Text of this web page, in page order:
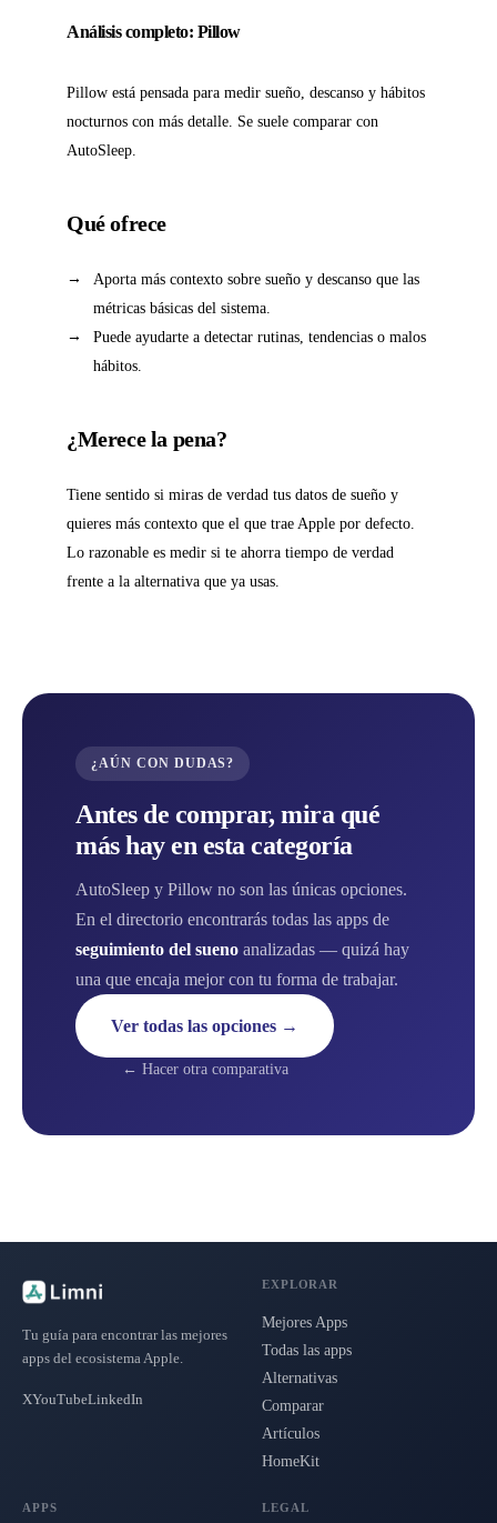
Análisis completo: Pillow
Pillow está pensada para medir sueño, descanso y hábitos
nocturnos con más detalle. Se suele comparar con
AutoSleep.
Qué ofrece
Aporta más contexto sobre sueño y descanso que las
métricas básicas del sistema.
Puede ayudarte a detectar rutinas, tendencias o malos
hábitos.
¿Merece la pena?
Tiene sentido si miras de verdad tus datos de sueño y
quieres más contexto que el que trae Apple por defecto.
Lo razonable es medir si te ahorra tiempo de verdad
frente a la alternativa que ya usas.
¿AÚN CON DUDAS?
Antes de comprar, mira qué
más hay en esta categoría
AutoSleep y Pillow no son las únicas opciones.
En el directorio encontrarás todas las apps de
seguimiento del sueno analizadas — quizá hay
una que encaja mejor con tu forma de trabajar.
Ver todas las opciones →
← Hacer otra comparativa
Tu guía para encontrar las mejores
apps del ecosistema Apple.
XYouTubeLinkedIn
EXPLORAR
Mejores Apps
Todas las apps
Alternativas
Comparar
Artículos
HomeKit
APPS LEGAL